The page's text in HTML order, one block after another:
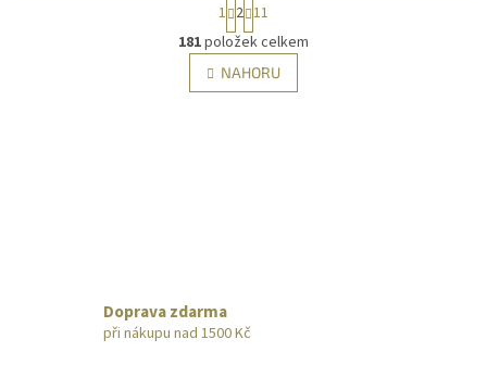
O
v
l
á
ý
p
t
r
á
n
k
1 2 11
181položek celkem
NAHORU
Doprava zdarma
při nákupu nad 1500 Kč